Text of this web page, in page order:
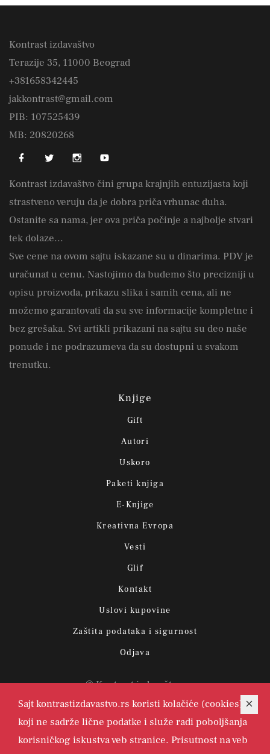
Sajt kontrastizdavastvo.rs koristi kolačiće (cookies)
koji ne sadrže lične podatke i služe radi poboljšanja
korisničkog iskustva veb stranice. Prisutnost na veb
Kontrast izdavaštvo
Terazije 35, 11000 Beograd
+381658342445
jakkontrast@gmail.com
PIB: 107525439
MB: 20820268
Kontrast izdavaštvo čini grupa krajnjih entuzijasta koji
strastveno veruju da je dobra priča vrhunac duha.
Ostanite sa nama, jer ova priča počinje a najbolje stvari
tek dolaze...
Sve cene na ovom sajtu iskazane su u dinarima. PDV je
uračunat u cenu. Nastojimo da budemo što precizniji u
opisu proizvoda, prikazu slika i samih cena, ali ne
možemo garantovati da su sve informacije kompletne i
bez grešaka. Svi artikli prikazani na sajtu su deo naše
ponude i ne podrazumeva da su dostupni u svakom
trenutku.
Knjige
Gift
Autori
Uskoro
Paketi knjiga
E-Knjige
Kreativna Evropa
Vesti
Glif
Kontakt
Uslovi kupovine
Zaštita podataka i sigurnost
Odjava
© Kontrast izdavaštvo.